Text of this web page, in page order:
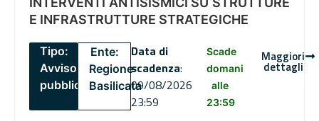
E INFRASTRUTTURE STRATEGICHE
Tipo:
Avviso
pubblico
Ente:
Regione
Basilicata
Data di
scadenza:
09/08/2026
23:59
Scade
domani
alle
23:59
Maggiori
dettagli